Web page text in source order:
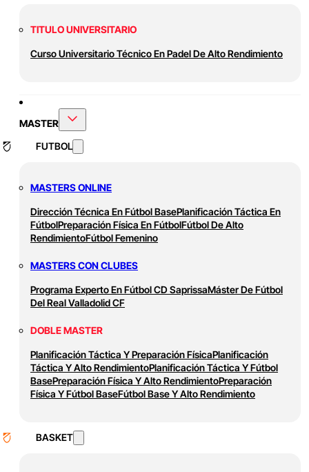
TITULO UNIVERSITARIO
Curso Universitario Técnico En Padel De Alto Rendimiento
MASTER
FUTBOL
MASTERS ONLINE
Dirección Técnica En Fútbol BasePlanificación Táctica En
FútbolPreparación Física En FútbolFútbol De Alto
RendimientoFútbol Femenino
MASTERS CON CLUBES
Programa Experto En Fútbol CD SaprissaMáster De Fútbol
Del Real Valladolid CF
DOBLE MASTER
Planificación Táctica Y Preparación FísicaPlanificación
Táctica Y Alto RendimientoPlanificación Táctica Y Fútbol
BasePreparación Física Y Alto RendimientoPreparación
Física Y Fútbol BaseFútbol Base Y Alto Rendimiento
BASKET